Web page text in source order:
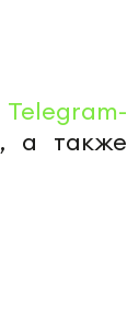
Telegram-
, а также